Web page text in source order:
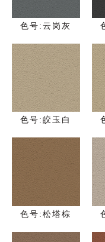
色号:云岗灰
色号:皎玉白
色号:松塔棕